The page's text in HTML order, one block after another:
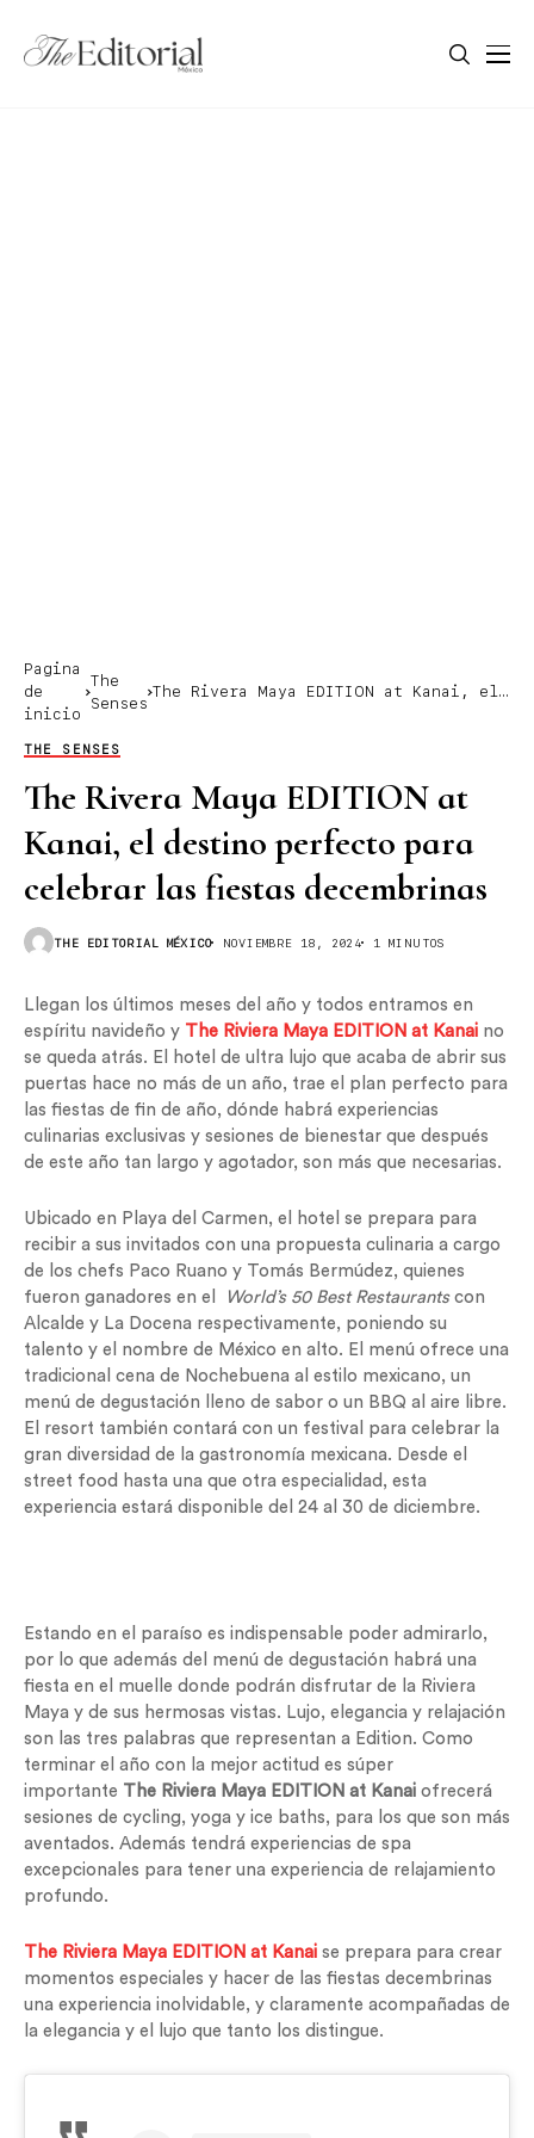
Pagina
de
inicio
The
Senses
The Rivera Maya EDITION at Kanai, el
THE SENSES
The Rivera Maya EDITION at
Kanai, el destino perfecto para
celebrar las fiestas decembrinas
THE EDITORIAL MÉXICO NOVIEMBRE 18, 2024 1 MINUTOS
Llegan los últimos meses del año y todos entramos en
espíritu navideño y The Riviera Maya EDITION at Kanai no
se queda atrás. El hotel de ultra lujo que acaba de abrir sus
puertas hace no más de un año, trae el plan perfecto para
las fiestas de fin de año, dónde habrá experiencias
culinarias exclusivas y sesiones de bienestar que después
de este año tan largo y agotador, son más que necesarias.
Ubicado en Playa del Carmen, el hotel se prepara para
recibir a sus invitados con una propuesta culinaria a cargo
de los chefs Paco Ruano y Tomás Bermúdez, quienes
fueron ganadores en el
World’s 50 Best Restaurantscon
Alcalde y La Docena respectivamente, poniendo su
talento y el nombre de México en alto. El menú ofrece una
tradicional cena de Nochebuena al estilo mexicano, un
menú de degustación lleno de sabor o un BBQ al aire libre.
El resort también contará con un festival para celebrar la
gran diversidad de la gastronomía mexicana. Desde el
street food hasta una que otra especialidad, esta
experiencia estará disponible del 24 al 30 de diciembre.
Estando en el paraíso es indispensable poder admirarlo,
por lo que además del menú de degustación habrá una
fiesta en el muelle donde podrán disfrutar de la Riviera
Maya y de sus hermosas vistas. Lujo, elegancia y relajación
son las tres palabras que representan a Edition. Como
terminar el año con la mejor actitud es súper
importante The Riviera Maya EDITION at Kanai ofrecerá
sesiones de cycling, yoga y ice baths, para los que son más
aventados. Además tendrá experiencias de spa
excepcionales para tener una experiencia de relajamiento
profundo.
The Riviera Maya EDITION at Kanai se prepara para crear
momentos especiales y hacer de las fiestas decembrinas
una experiencia inolvidable, y claramente acompañadas de
la elegancia y el lujo que tanto los distingue.